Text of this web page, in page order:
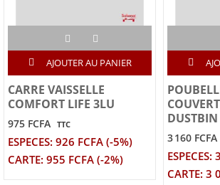
AJOUTER AU PANIER
CARRE VAISSELLE
COMFORT LIFE 3LU
975 FCFA TTC
ESPECES: 926 FCFA (-5%)
CARTE: 955 FCFA (-2%)
3 160 FCFA
CARTE: 3